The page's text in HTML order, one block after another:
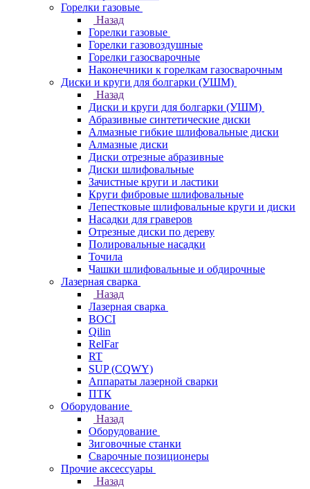
Горелки газовые
Назад
Горелки газовые
Горелки газовоздушные
Горелки газосварочные
Наконечники к горелкам газосварочным
Диски и круги для болгарки (УШМ)
Назад
Диски и круги для болгарки (УШМ)
Абразивные синтетические диски
Алмазные гибкие шлифовальные диски
Алмазные диски
Диски отрезные абразивные
Диски шлифовальные
Зачистные круги и ластики
Круги фибровые шлифовальные
Лепестковые шлифовальные круги и диски
Насадки для граверов
Отрезные диски по дереву
Полировальные насадки
Точила
Чашки шлифовальные и обдирочные
Лазерная сварка
Назад
Лазерная сварка
BOCI
Qilin
RelFar
RT
SUP (CQWY)
Аппараты лазерной сварки
ПТК
Оборудование
Назад
Оборудование
Зиговочные станки
Сварочные позиционеры
Прочие аксессуары
Назад